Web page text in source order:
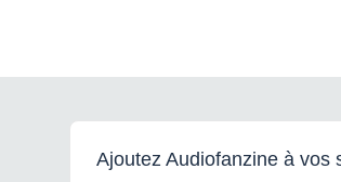
Ajoutez Audiofanzine à vos